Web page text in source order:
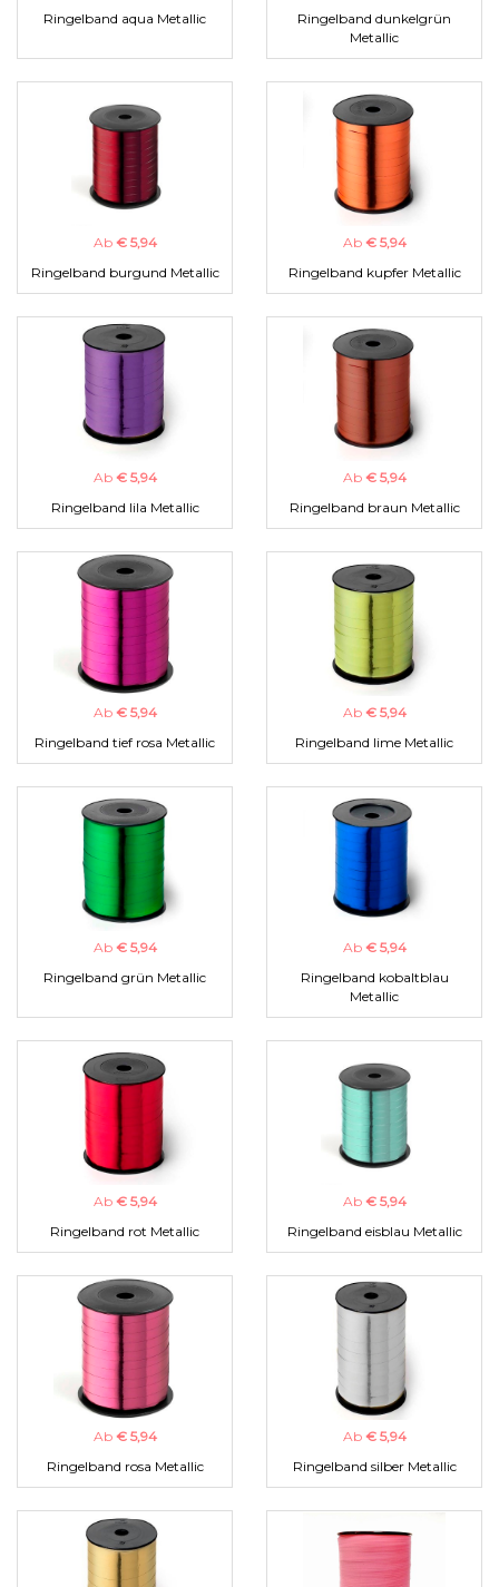
Ringelband aqua Metallic
Ringelband dunkelgrün
Metallic
Ab € 5,94
Ringelband burgund Metallic
Ab € 5,94
Ringelband kupfer Metallic
Ab € 5,94
Ringelband lila Metallic
Ab € 5,94
Ringelband braun Metallic
Ab € 5,94
Ringelband tief rosa Metallic
Ab € 5,94
Ringelband lime Metallic
Ab € 5,94
Ringelband grün Metallic
Ab € 5,94
Ringelband kobaltblau
Metallic
Ab € 5,94
Ringelband rot Metallic
Ab € 5,94
Ringelband eisblau Metallic
Ab € 5,94
Ringelband rosa Metallic
Ab € 5,94
Ringelband silber Metallic